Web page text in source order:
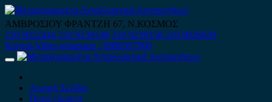
Skip
to
content
ΑΜΒΡΟΣΙΟΥ ΦΡΑΝΤΖΗ 67, Ν.ΚΟΣΜΟΣ
210 9012444 210 9239148 210 9238158 210 9026839
Κινητό-Viber-whatsapp : 6980507900
Primary
Αρχική Σελίδα
Ποιοί είμαστε